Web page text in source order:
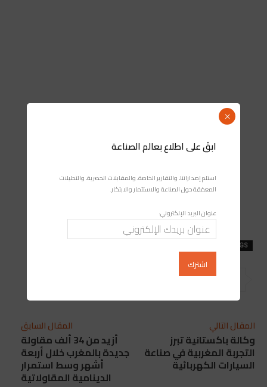
TAGS
المقال السابق
أزيد من 34 ألف مقاولة
جديدة بالمغرب خلال أربعة
أشهر وسط استمرار
الدينامية المقاولاتية
المقال التالي
وكالة باكستانية تبرز
التجربة المغربية في صناعة
السيارات الكهربائية
ابقَ على اطلاع بعالم الصناعة
استلم إصداراتنا، والتقارير الخاصة، والمقابلات الحصرية، والتحليلات
المعمّقة حول الصناعة والاستثمار والابتكار.
عنوان البريد الإلكتروني:
×